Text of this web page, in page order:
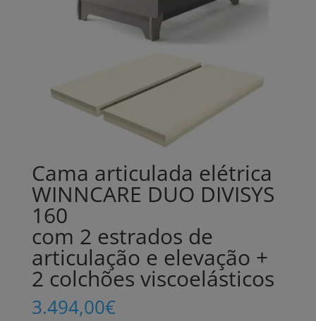
Cama articulada elétrica
WINNCARE DUO DIVISYS
160
com 2 estrados de
articulação e elevação +
2 colchões viscoelásticos
3.494,00€